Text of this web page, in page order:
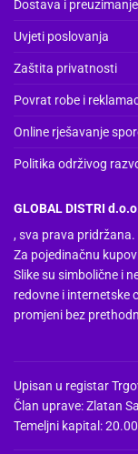
Dostava i preuzimanje
Uvjeti poslovanja
Zaštita privatnosti
Povrat robe i
Online rješavanje
Politika održivog
GLOBAL DISTRI
, sva prava pridržana.
Za pojedinačnu
Slike su simbolične i
redovne i internetske
promjeni bez
Upisan u registar
Član uprave: Zlatan
Temeljni kapital: